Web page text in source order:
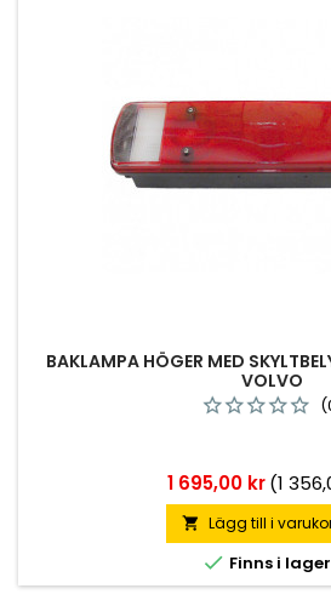
BAKLAMPA HÖGER MED
VOLVO
Pris
1 695,00 kr(1
 Lägg till i
 Finns i lager